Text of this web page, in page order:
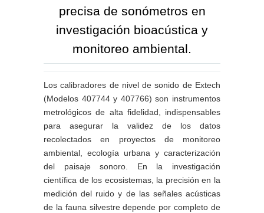
precisa de sonómetros en
investigación bioacústica y
monitoreo ambiental.
Los calibradores de nivel de sonido de Extech
(Modelos 407744 y 407766) son instrumentos
metrológicos de alta fidelidad, indispensables
para asegurar la validez de los datos
recolectados en proyectos de monitoreo
ambiental, ecología urbana y caracterización
del paisaje sonoro. En la investigación
científica de los ecosistemas, la precisión en la
medición del ruido y de las señales acústicas
de la fauna silvestre depende por completo de